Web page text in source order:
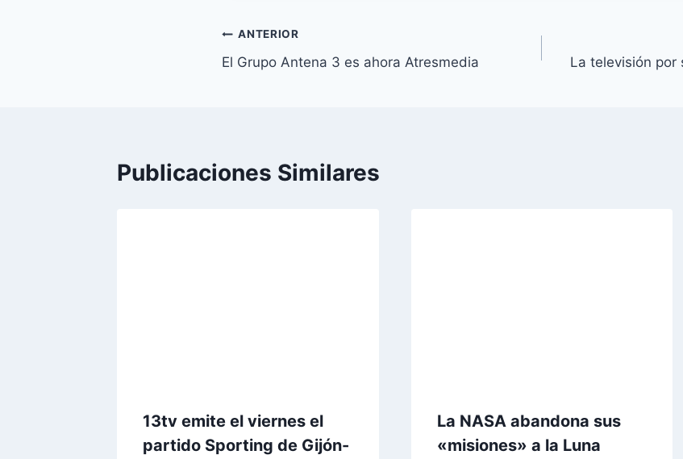
Navegación
de
ANTERIOR
El Grupo Antena 3 es ahora Atresmedia La televisión por
Publicaciones Similares
13tv emite el viernes el
partido Sporting de Gijón-
La NASA abandona sus
«misiones» a la Luna